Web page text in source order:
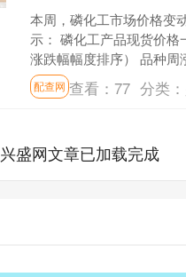
本周，磷化工市场价格变
示： 磷化工产品现货价格
涨跌幅幅度排序） 品种周
月涨跌幅（%）日期价格/
化磷8.978.9....
配查网 查看：77 分类：
兴盛网文章已加载完成